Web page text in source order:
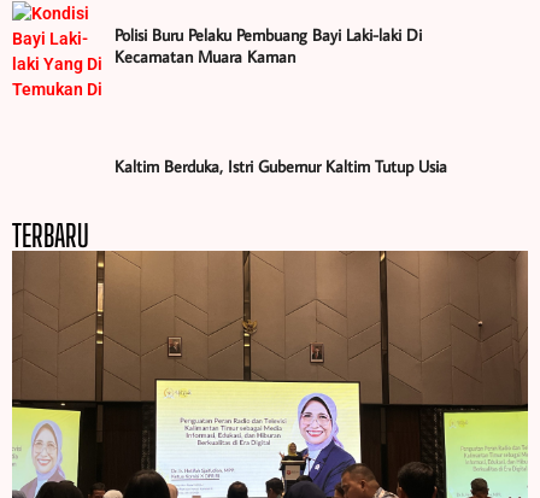
Polisi Buru Pelaku Pembuang Bayi Laki-laki Di
Kecamatan Muara Kaman
Kaltim Berduka, Istri Gubernur Kaltim Tutup Usia
TERBARU